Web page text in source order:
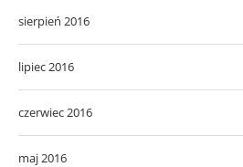
sierpień 2016
lipiec 2016
czerwiec 2016
maj 2016